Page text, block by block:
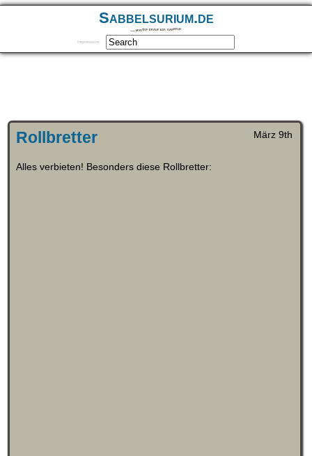
Sabbelsurium.de
… munter drauf los sabbeln
Impressum
März 9th
Rollbretter
Alles verbieten! Besonders diese Rollbretter: